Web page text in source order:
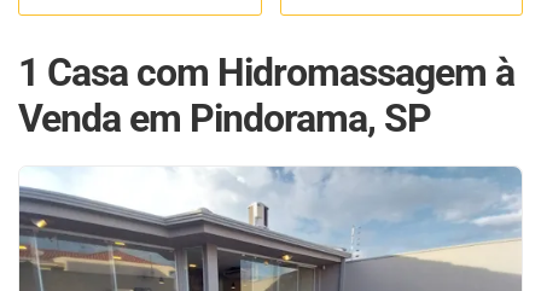
1 Casa com Hidromassagem à
Venda em Pindorama, SP